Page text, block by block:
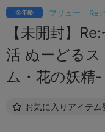
フリュー Re:
全年齢
【未開封】
活 ぬーどる
ム・花の妖精-
お気に入りアイテム